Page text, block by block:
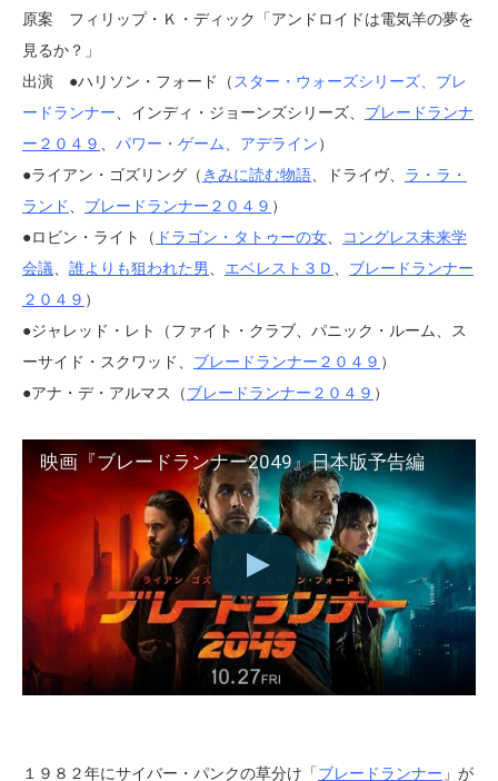
原案 フィリップ・Ｋ・ディック「アンドロイドは電気羊の夢を
見るか？」
出演 ●ハリソン・フォード（スター・ウォーズシリーズ、 ブレ
ードランナー、インディ・ジョーンズシリーズ、 ブレードランナ
ー２０４９ 、 パワー・ゲーム、 アデライン）
●ライアン・ゴズリング（ きみに読む物語、ドライヴ、 ラ・ラ・
ランド、 ブレードランナー２０４９ ）
●ロビン・ライト（ ドラゴン・タトゥーの女、
コングレス未来学
会議、 誰よりも狙われた男、 エベレスト３Ｄ 、 ブレードランナー
２０４９ ）
●ジャレッド・レト（ファイト・クラブ、パニック・ルーム、ス
ーサイド・スクワッド、 ブレードランナー２０４９ ）
●アナ・デ・アルマス（ブレードランナー２０４９ ）
映画『ブレードランナー2049』日本版予告編
１９８２年にサイバー・パンクの草分け「ブレードランナー 」が